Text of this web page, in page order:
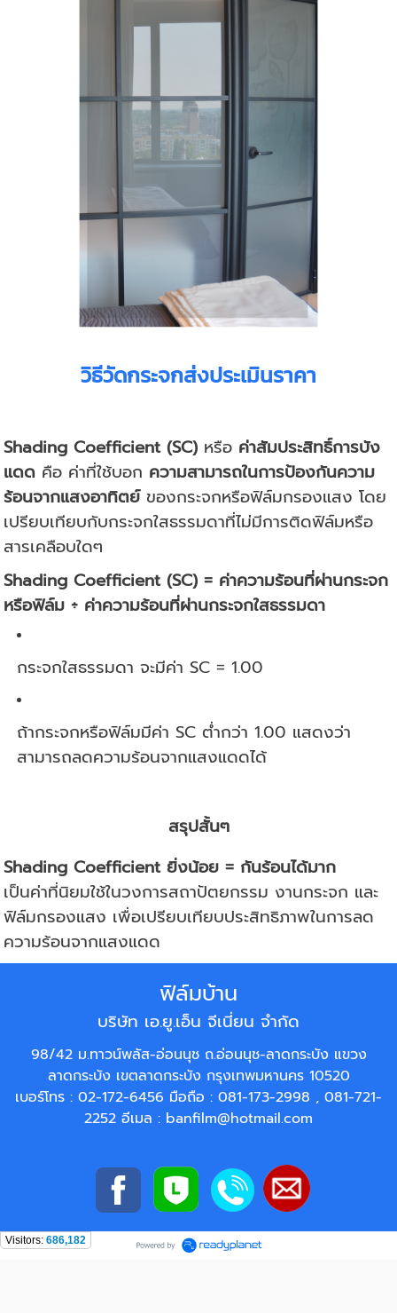
วิธีวัดกระจกส่งประเมินราคา
Shading Coefficient (SC) หรือ ค่าสัมประสิทธิ์การบัง
แดด คือ ค่าที่ใช้บอก ความสามารถในการป้องกันความ
ร้อนจากแสงอาทิตย์ของกระจกหรือฟิล์มกรองแสง โดย
เปรียบเทียบกับกระจกใสธรรมดาที่ไม่มีการติดฟิล์มหรือ
สารเคลือบใดๆ
Shading Coefficient (SC) = ค่าความร้อนที่ผ่านกระจก
หรือฟิล์ม ÷ ค่าความร้อนที่ผ่านกระจกใสธรรมดา
กระจกใสธรรมดา จะมีค่า SC = 1.00
ถ้ากระจกหรือฟิล์มมีค่า SC ต่ำกว่า 1.00 แสดงว่า
สามารถลดความร้อนจากแสงแดดได้
สรุปสั้นๆ
Shading Coefficient ยิ่งน้อย = กันร้อนได้มาก
เป็นค่าที่นิยมใช้ในวงการสถาปัตยกรรม งานกระจก และ
ฟิล์มกรองแสง เพื่อเปรียบเทียบประสิทธิภาพในการลด
ความร้อนจากแสงแดด
ฟิล์มบ้าน
บริษัท เอ.ยู.เอ็น จีเนี่ยน จำกัด
98/42 ม.ทาวน์พลัส-อ่อนนุช ถ.อ่อนนุช-ลาดกระบัง แขวง
ลาดกระบัง เขตลาดกระบัง กรุงเทพมหานคร 10520
เบอร์โทร : 02-172-6456 มือถือ : 081-173-2998 , 081-721-
2252 อีเมล : banfilm@hotmail.com
Visitors: 686,182